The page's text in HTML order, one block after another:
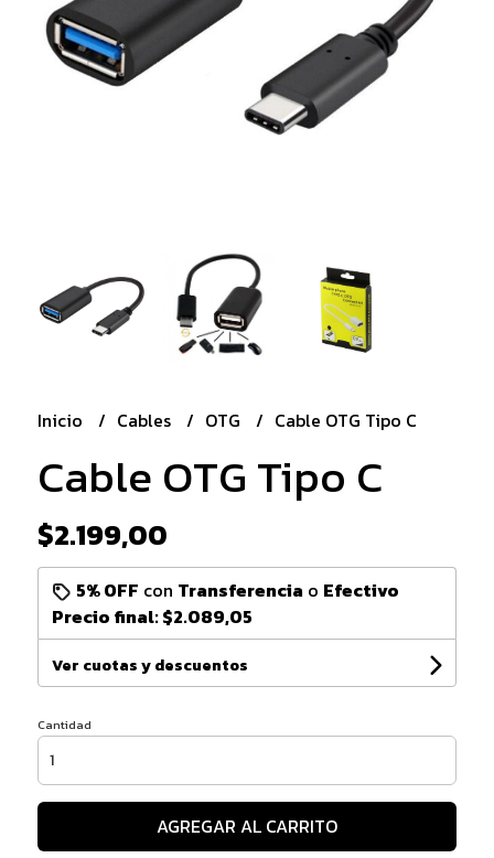
Inicio Cables OTG Cable OTG Tipo C
Cable OTG Tipo C
$2.199,00
5% OFF con Transferencia o Efectivo
Precio final:$2.089,05
Ver cuotas y descuentos
Cantidad
AGREGAR AL CARRITO